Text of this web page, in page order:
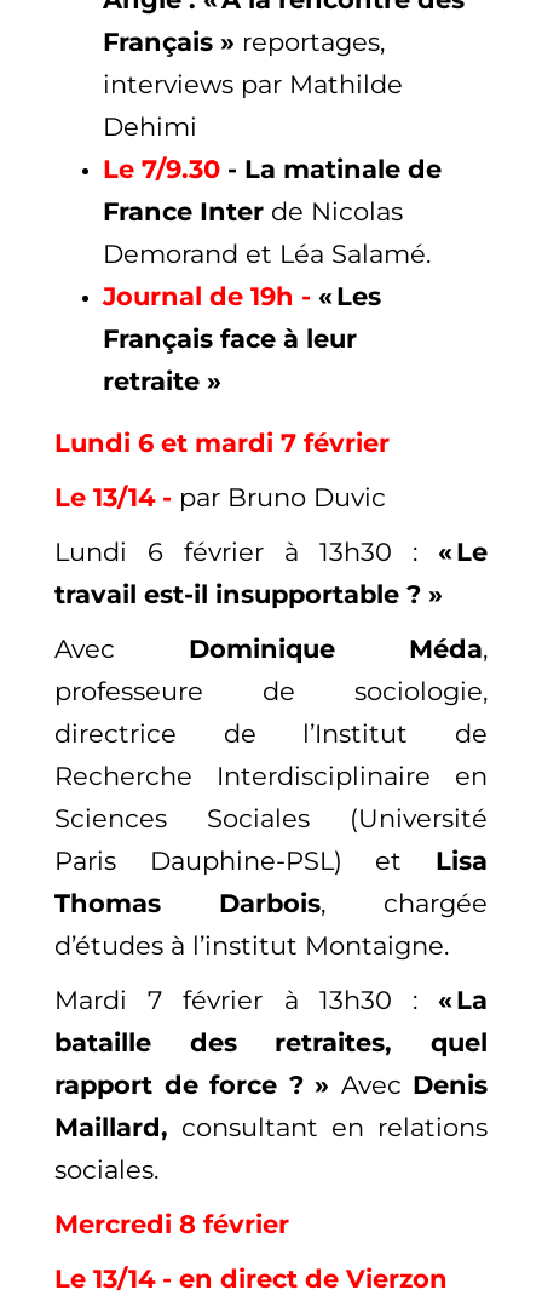
Français » reportages,
interviews par Mathilde
Dehimi
Le 7/9.30 - La matinale de
France Inter de Nicolas
Demorand et Léa Salamé.
Journal de 19h - « Les
Français face à leur
retraite »
Lundi 6 et mardi 7 février
Le 13/14 - par Bruno Duvic
Lundi 6 février à 13h30 : « Le
travail est-il insupportable ? »
Avec Dominique Méda,
professeure de sociologie,
directrice de l’Institut de
Recherche Interdisciplinaire en
Sciences Sociales (Université
Paris Dauphine-PSL) et Lisa
Thomas
Darbois, chargée
d’études à l’institut Montaigne.
Mardi 7 février à 13h30 :« La
bataille des retraites, quel
rapport de force ? » Avec Denis
Maillard, consultant en relations
sociales.
Mercredi 8 février
Le 13/14 - en direct de Vierzon